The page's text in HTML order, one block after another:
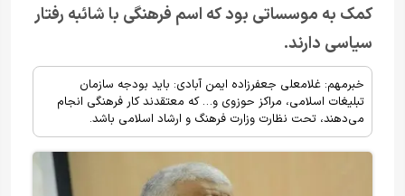
کمک به موسساتی بود که اسم فرهنگی با شائبه رفتار
سیاسی دارند.
خبرمهم: غلامعلی جعفرزاده ایمن آبادی: باید بودجه سازمان
تبلیغات اسلامی، مراکز حوزوی و… که معتقدند کار فرهنگی انجام
می‌دهند، تحت نظارت وزارت فرهنگ و ارشاد اسلامی باشد.